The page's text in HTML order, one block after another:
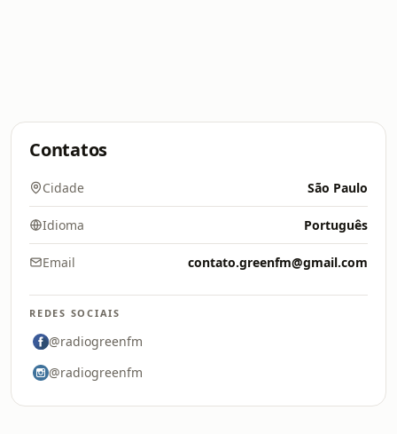
Contatos
Cidade São Paulo
Idioma Português
Email contato.greenfm@gmail.com
REDES SOCIAIS
@radiogreenfm
@radiogreenfm